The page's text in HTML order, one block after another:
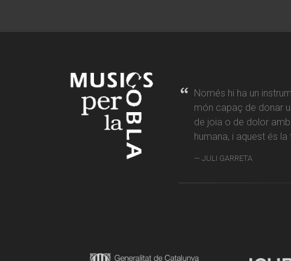
Només hi ha un
món capaç de donar
de joia o de dolor
humana, i aquest és la
JULI GARRETA